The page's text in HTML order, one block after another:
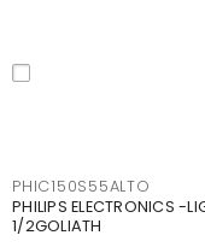
PHIC150S55ALTO
PHILIPS ELECTRONICS -
1/2GOLIATH